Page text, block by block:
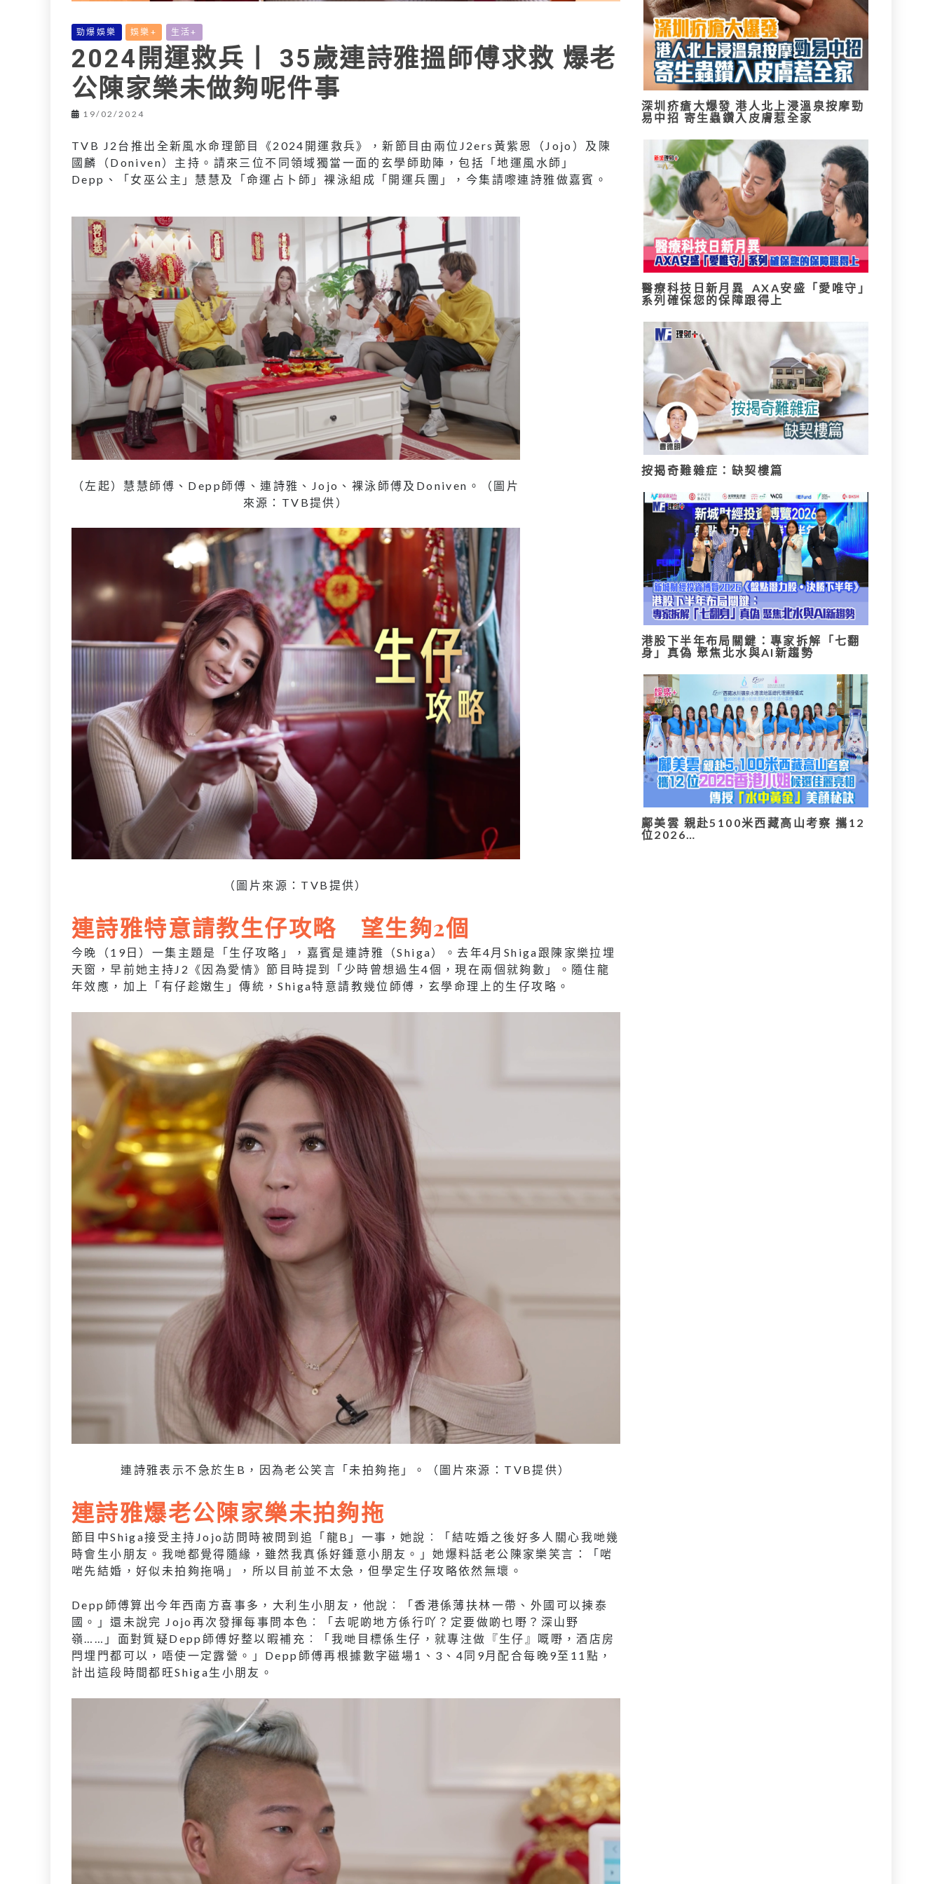
勁爆娛樂 娛樂+ 生活+
2024開運救兵丨 35歲連詩雅搵師傅求救 爆老
公陳家樂未做夠呢件事
19/02/2024
TVB J2台推出全新風水命理節目《2024開運救兵》，新節目由兩位J2ers黃紫恩（Jojo）及陳
國麟（Doniven）主持。請來三位不同領域獨當一面的玄學師助陣，包括「地運風水師」
Depp、「女巫公主」慧慧及「命運占卜師」裸泳組成「開運兵團」，今集請嚟連詩雅做嘉賓。
（左起）慧慧師傅、Depp師傅、連詩雅、Jojo、裸泳師傅及Doniven。（圖片
來源：TVB提供）
（圖片來源：TVB提供）
連詩雅特意請教生仔攻略 望生夠2個
今晚（19日）一集主題是「生仔攻略」，嘉賓是連詩雅（Shiga）。去年4月Shiga跟陳家樂拉埋
天窗，早前她主持J2《因為愛情》節目時提到「少時曾想過生4個，現在兩個就夠數」。隨住龍
年效應，加上「有仔趁嫩生」傳統，Shiga特意請教幾位師傅，玄學命理上的生仔攻略。
連詩雅表示不急於生B，因為老公笑言「未拍夠拖」。（圖片來源：TVB提供）
連詩雅爆老公陳家樂未拍夠拖
節目中Shiga接受主持Jojo訪問時被問到追「龍B」一事，她說︰「結咗婚之後好多人關心我哋幾
時會生小朋友。我哋都覺得隨緣，雖然我真係好鍾意小朋友。」她爆料話老公陳家樂笑言：「啱
啱先結婚，好似未拍夠拖喎」，所以目前並不太急，但學定生仔攻略依然無壞。
Depp師傅算出今年西南方喜事多，大利生小朋友，他說︰「香港係薄扶林一帶、外國可以揀泰
國。」還未說完 Jojo再次發揮每事問本色︰「去呢啲地方係行吖？定要做啲乜嘢？深山野
嶺……」面對質疑Depp師傅好整以暇補充︰「我哋目標係生仔，就專注做『生仔』嘅嘢，酒店房
閂埋門都可以，唔使一定露營。」Depp師傅再根據數字磁場1、3、4同9月配合每晚9至11點，
計出這段時間都旺Shiga生小朋友。
深圳疥瘡大爆發 港人北上浸溫泉按摩勁
易中招 寄生蟲鑽入皮膚惹全家
醫療科技日新月異 AXA安盛「愛唯守」
系列確保您的保障跟得上
按揭奇難雜症：缺契樓篇
港股下半年布局關鍵：專家拆解「七翻
身」真偽 聚焦北水與AI新趨勢
鄺美雲 親赴5100米西藏高山考察 攜12
位2026…